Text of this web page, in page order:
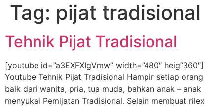
Tag: pijat tradisional
Tehnik Pijat Tradisional
[youtube id=”a3EXFXIgVmw” width=”480″ heig”360″]
Youtube Tehnik Pijat Tradisional Hampir setiap orang
baik dari wanita, pria, tua muda, bahkan anak – anak
menyukai Pemijatan Tradisional. Selain membuat rilex